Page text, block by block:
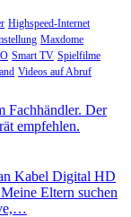
Highspeed-Internet
Maxdome
Smart TV Spielfilme
Videos auf Abruf
Fachhändler. Der
empfehlen.
Kabel Digital HD
Eltern suchen